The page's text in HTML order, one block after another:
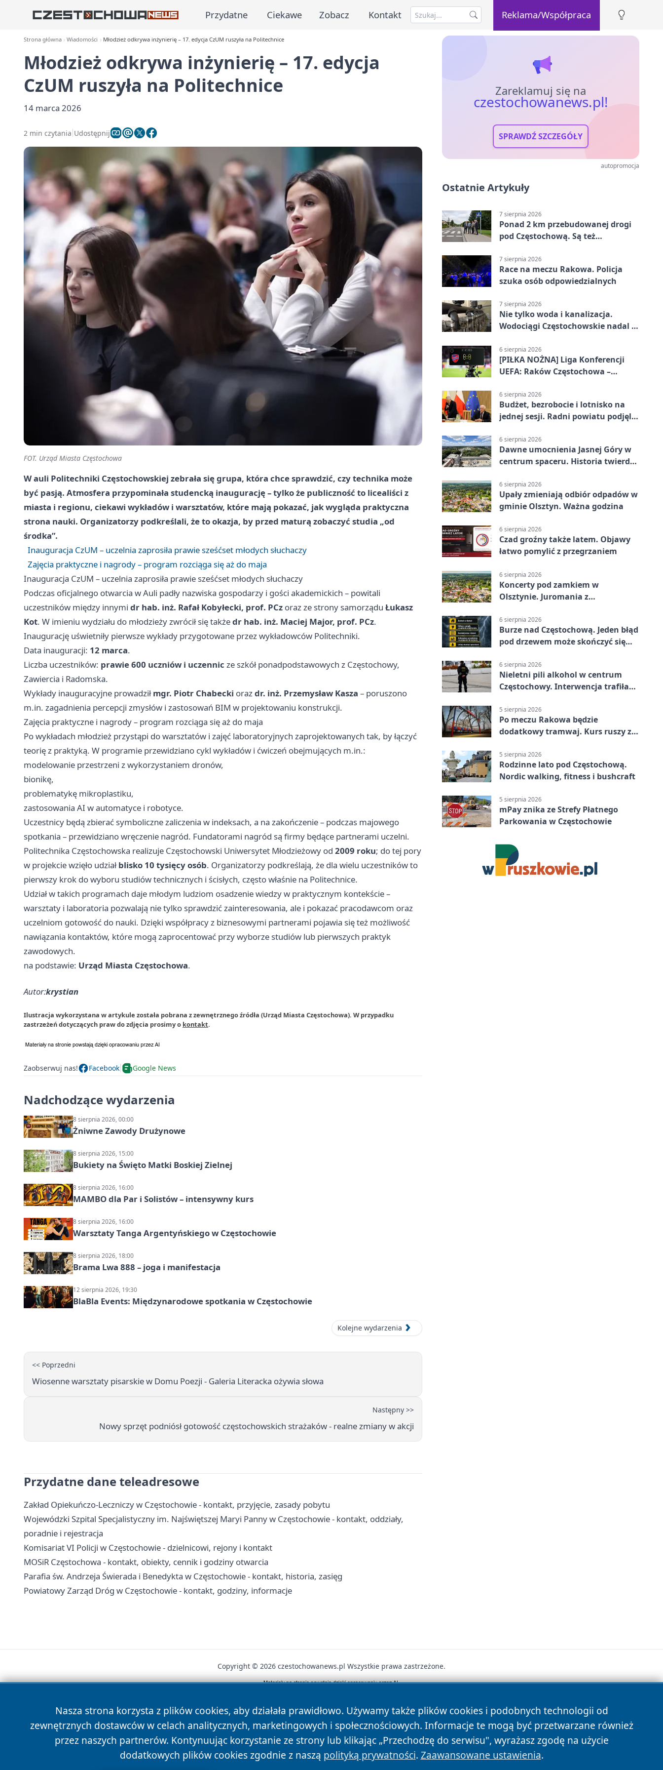
Przydatne Ciekawe Zobacz Kontakt Reklama/Współpraca
Strona główna Wiadomości Młodzież odkrywa inżynierię – 17. edycja CzUM ruszyła na Politechnice
Młodzież odkrywa inżynierię – 17. edycja
CzUM ruszyła na Politechnice
14 marca 2026
2 min czytania Udostępnij
FOT. Urząd Miasta Częstochowa
W auli Politechniki Częstochowskiej zebrała się grupa, która chce sprawdzić, czy technika może
być pasją. Atmosfera przypominała studencką inaugurację – tylko że publiczność to licealiści z
miasta i regionu, ciekawi wykładów i warsztatów, które mają pokazać, jak wygląda praktyczna
strona nauki. Organizatorzy podkreślali, że to okazja, by przed maturą zobaczyć studia „od
środka”.
Inauguracja CzUM – uczelnia zaprosiła prawie sześćset młodych słuchaczy
Zajęcia praktyczne i nagrody – program rozciąga się aż do maja
Inauguracja CzUM – uczelnia zaprosiła prawie sześćset młodych słuchaczy
Podczas oficjalnego otwarcia w Auli padły nazwiska gospodarzy i gości akademickich – powitali
uczestników między innymi dr hab. inż. Rafał Kobyłecki, prof. PCz oraz ze strony samorządu Łukasz
Kot. W imieniu wydziału do młodzieży zwrócił się takżedr hab. inż. Maciej Major, prof. PCz.
Inaugurację uświetniły pierwsze wykłady przygotowane przez wykładowców Politechniki.
Data inauguracji: 12 marca.
Liczba uczestników: prawie 600 uczniów i uczennic ze szkół ponadpodstawowych z Częstochowy,
Zawiercia i Radomska.
Wykłady inauguracyjne prowadziłmgr. Piotr Chabecki orazdr. inż. Przemysław Kasza – poruszono
m.in. zagadnienia percepcji zmysłów i zastosowań BIM w projektowaniu konstrukcji.
Zajęcia praktyczne i nagrody – program rozciąga się aż do maja
Po wykładach młodzież przystąpi do warsztatów i zajęć laboratoryjnych zaprojektowanych tak, by łączyć
teorię z praktyką. W programie przewidziano cykl wykładów i ćwiczeń obejmujących m.in.:
modelowanie przestrzeni z wykorzystaniem dronów,
bionikę,
problematykę mikroplastiku,
zastosowania AI w automatyce i robotyce.
Uczestnicy będą zbierać symboliczne zaliczenia w indeksach, a na zakończenie – podczas majowego
spotkania – przewidziano wręczenie nagród. Fundatorami nagród są firmy będące partnerami uczelni.
Politechnika Częstochowska realizuje Częstochowski Uniwersytet Młodzieżowy od 2009 roku; do tej pory
w projekcie wzięło udziałblisko 10 tysięcy osób. Organizatorzy podkreślają, że dla wielu uczestników to
pierwszy krok do wyboru studiów technicznych i ścisłych, często właśnie na Politechnice.
Udział w takich programach daje młodym ludziom osadzenie wiedzy w praktycznym kontekście –
warsztaty i laboratoria pozwalają nie tylko sprawdzić zainteresowania, ale i pokazać pracodawcom oraz
uczelniom gotowość do nauki. Dzięki współpracy z biznesowymi partnerami pojawia się też możliwość
nawiązania kontaktów, które mogą zaprocentować przy wyborze studiów lub pierwszych praktyk
zawodowych.
na podstawie: Urząd Miasta Częstochowa.
Autor:krystian
Ilustracja wykorzystana w artykule została pobrana z zewnętrznego źródła (Urząd Miasta Częstochowa). W przypadku
zastrzeżeń dotyczących praw do zdjęcia prosimy o kontakt.
Zaobserwuj nas! Facebook Google News
Nadchodzące wydarzenia
8 sierpnia 2026, 00:00
Żniwne Zawody Drużynowe
8 sierpnia 2026, 15:00
Bukiety na Święto Matki Boskiej Zielnej
8 sierpnia 2026, 16:00
MAMBO dla Par i Solistów – intensywny kurs
8 sierpnia 2026, 16:00
Warsztaty Tanga Argentyńskiego w Częstochowie
8 sierpnia 2026, 18:00
Brama Lwa 888 – joga i manifestacja
12 sierpnia 2026, 19:30
BlaBla Events: Międzynarodowe spotkania w Częstochowie
Kolejne wydarzenia
<< Poprzedni
Wiosenne warsztaty pisarskie w Domu Poezji - Galeria Literacka ożywia słowa
Następny >>
Nowy sprzęt podniósł gotowość częstochowskich strażaków - realne zmiany w akcji
Przydatne dane teleadresowe
Zakład Opiekuńczo-Leczniczy w Częstochowie - kontakt, przyjęcie, zasady pobytu
Wojewódzki Szpital Specjalistyczny im. Najświętszej Maryi Panny w Częstochowie - kontakt, oddziały,
poradnie i rejestracja
Komisariat VI Policji w Częstochowie - dzielnicowi, rejony i kontakt
MOSiR Częstochowa - kontakt, obiekty, cennik i godziny otwarcia
Parafia św. Andrzeja Świerada i Benedykta w Częstochowie - kontakt, historia, zasięg
Powiatowy Zarząd Dróg w Częstochowie - kontakt, godziny, informacje
Zareklamuj się na
czestochowanews.pl!
SPRAWDŹ SZCZEGÓŁY
autopromocja
Ostatnie Artykuły
7 sierpnia 2026
Ponad 2 km przebudowanej drogi
pod Częstochową. Są też
7 sierpnia 2026
Race na meczu Rakowa. Policja
szuka osób odpowiedzialnych
7 sierpnia 2026
Nie tylko woda i kanalizacja.
Wodociągi Częstochowskie nadal w
6 sierpnia 2026
[PIŁKA NOŻNA] Liga Konferencji
UEFA: Raków Częstochowa –
meczu III rundy eliminacji
6 sierpnia 2026
Budżet, bezrobocie i lotnisko na
jednej sesji. Radni powiatu podjęli
6 sierpnia 2026
Dawne umocnienia Jasnej Góry w
centrum spaceru. Historia twierdzy
6 sierpnia 2026
Upały zmieniają odbiór odpadów w
gminie Olsztyn. Ważna godzina
6 sierpnia 2026
Czad groźny także latem. Objawy
łatwo pomylić z przegrzaniem
6 sierpnia 2026
Koncerty pod zamkiem w
Olsztynie. Juromania z
6 sierpnia 2026
Burze nad Częstochową. Jeden błąd
pod drzewem może skończyć się
6 sierpnia 2026
Nieletni pili alkohol w centrum
Częstochowy. Interwencja trafiła
5 sierpnia 2026
Po meczu Rakowa będzie
dodatkowy tramwaj. Kurs ruszy ze
5 sierpnia 2026
Rodzinne lato pod Częstochową.
Nordic walking, fitness i bushcraft
5 sierpnia 2026
mPay znika ze Strefy Płatnego
Parkowania w Częstochowie
Nasza strona korzysta z plików cookies, aby działała prawidłowo. Używamy także plików cookies i podobnych technologii od
zewnętrznych dostawców w celach analitycznych, marketingowych i społecznościowych. Informacje te mogą być przetwarzane również
przez naszych partnerów. Kontynuując korzystanie ze strony lub klikając „Przechodzę do serwisu", wyrażasz zgodę na użycie
dodatkowych plików cookies zgodnie z naszą polityką prywatności. Zaawansowane ustawienia.
Copyright © 2026 czestochowanews.pl Wszystkie prawa zastrzeżone.